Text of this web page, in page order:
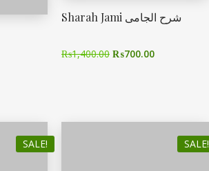
Sharah Jami شرح الجامی
₨1,400.00 ₨700.00
SALE! SALE!